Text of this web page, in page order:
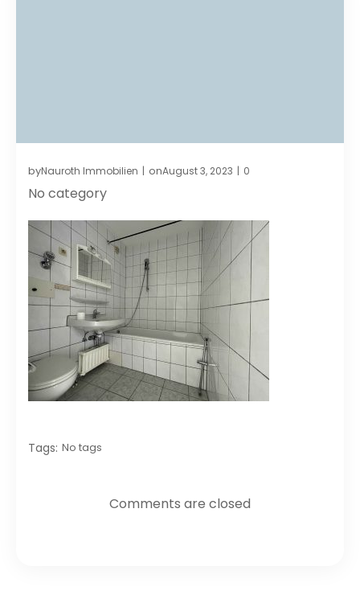
byNauroth Immobilien | onAugust 3, 2023 | 0
No category
Tags: No tags
Comments are closed